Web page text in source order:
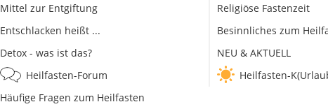
Mittel zur Entgiftung
Entschlacken heißt ...
Detox - was ist das?
Heilfasten-Forum
Häufige Fragen zum Heilfasten
Religiöse Fastenzeit
Besinnliches zum
NEU & AKTUELL
Heilfasten-